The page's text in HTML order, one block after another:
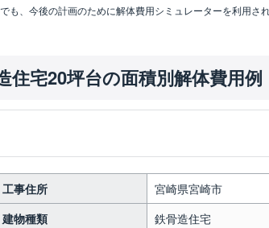
も、今後の計画のために解体費用シミュレーターを利用さ
住宅20坪台の面積別解体費用例
工事住所
宮崎県宮崎市
建物種類
鉄骨造住宅